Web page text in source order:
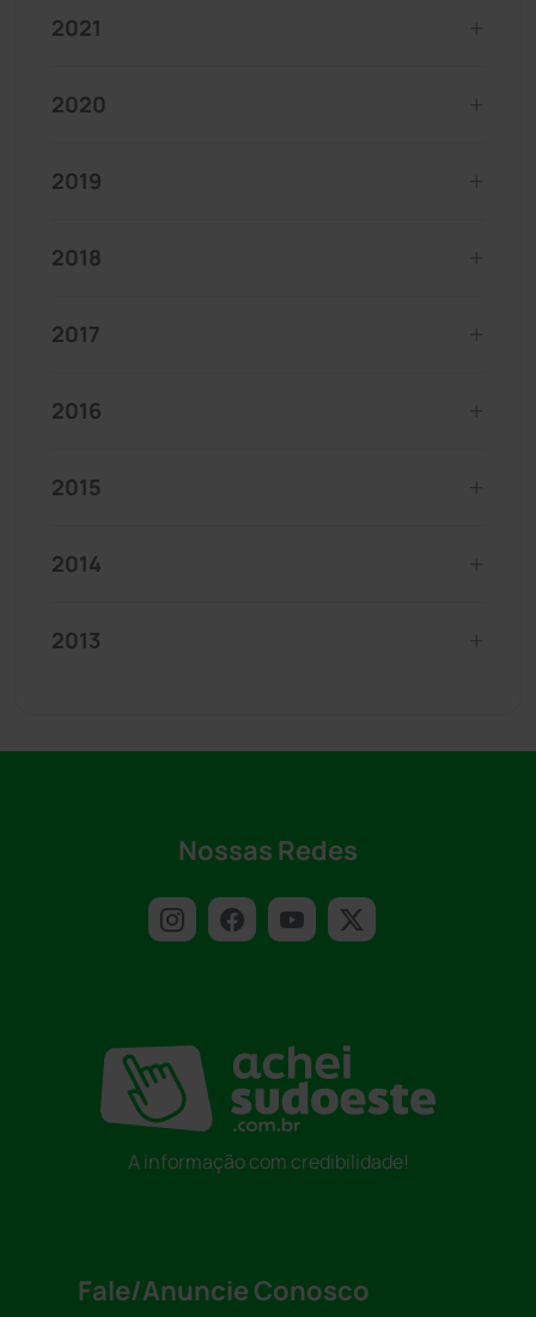
2021
2020
2019
2018
2017
2016
2015
2014
2013
Nossas Redes
A informação com credibilidade!
Fale/Anuncie Conosco